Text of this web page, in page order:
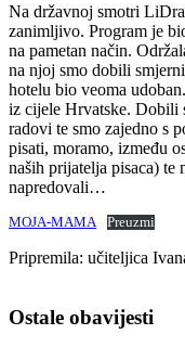
Na državnoj smotri
zanimljivo. Program je
na pametan način.
na njoj smo dobili
hotelu bio veoma
iz cijele Hrvatske. Dobili
radovi te smo zajedno s
pisati, moramo, između
naših prijatelja pisaca)
napredovali…
MOJA-MAMA Preuzmi
Pripremila: učiteljica
Ostale obavijesti